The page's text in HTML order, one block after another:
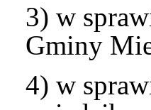
3) w
Gminy
4) w